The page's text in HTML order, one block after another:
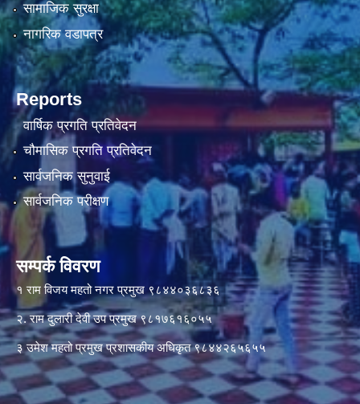
सामाजिक सुरक्षा
नागरिक वडापत्र
Reports
वार्षिक प्रगति प्रतिवेदन
चौमासिक प्रगति प्रतिवेदन
सार्वजनिक सुनुवाई
सार्वजनिक परीक्षण
सम्पर्क विवरण
१ राम विजय महतो नगर प्रमुख ९८४४०३६८३६
२. राम दुलारी देवी उप प्रमुख ९८१७६१६०५५
३ उमेश महतो प्रमुख प्रशासकीय अधिकृत ९८४४२६५६५५